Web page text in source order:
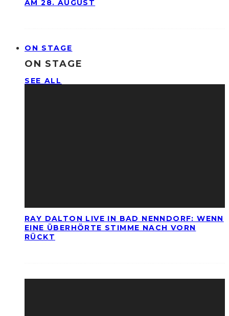
AM 28. AUGUST
ON STAGE
ON STAGE
SEE ALL
RAY DALTON LIVE IN BAD NENNDORF: WENN
EINE ÜBERHÖRTE STIMME NACH VORN
RÜCKT